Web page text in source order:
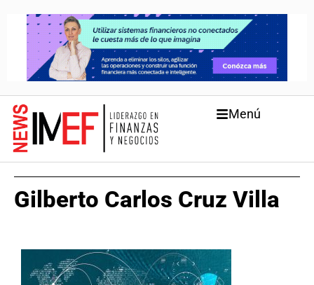
Menú
Gilberto Carlos Cruz Villa